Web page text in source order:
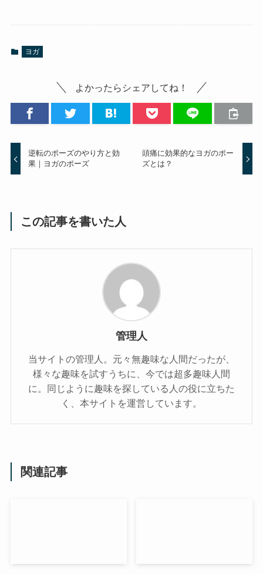
ヨガ
よかったらシェアしてね！
逆転のポーズのやり方と効
果｜ヨガのポーズ
頭痛に効果的なヨガのポー
ズとは？
この記事を書いた人
管理人
当サイトの管理人。元々無趣味な人間だったが、
様々な趣味を試すうちに、今では超多趣味人間
に。同じように趣味を探している人の役に立ちた
く、本サイトを運営しています。
関連記事